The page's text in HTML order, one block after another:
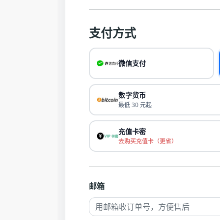
支付方式
微信支付
数字货币
最低 30 元起
充值卡密
去购买充值卡（更省）
邮箱